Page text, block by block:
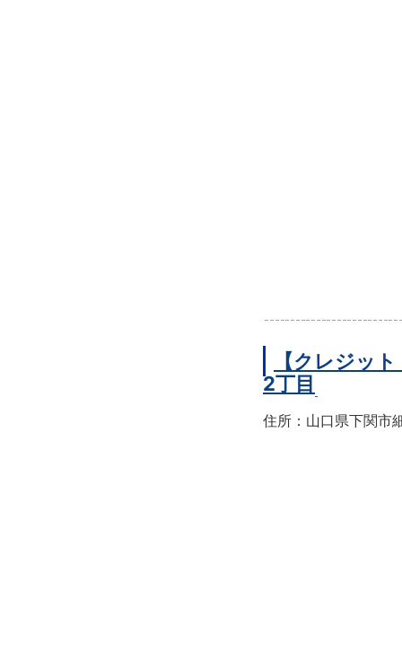
【クレジッ
2丁目
住所：山口県下関市